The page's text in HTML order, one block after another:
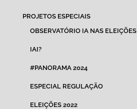
PROJETOS ESPECIAIS
OBSERVATÓRIO IA NAS ELEIÇÕES
IAI?
#PANORAMA 2024
ESPECIAL REGULAÇÃO
ELEIÇÕES 2022